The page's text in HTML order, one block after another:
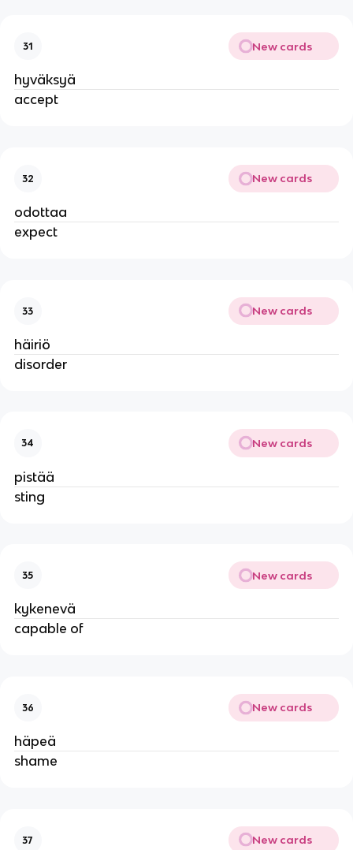
31 New cards
hyväksyä
accept
32 New cards
odottaa
expect
33 New cards
häiriö
disorder
34 New cards
pistää
sting
35 New cards
kykenevä
capable of
36 New cards
häpeä
shame
37 New cards